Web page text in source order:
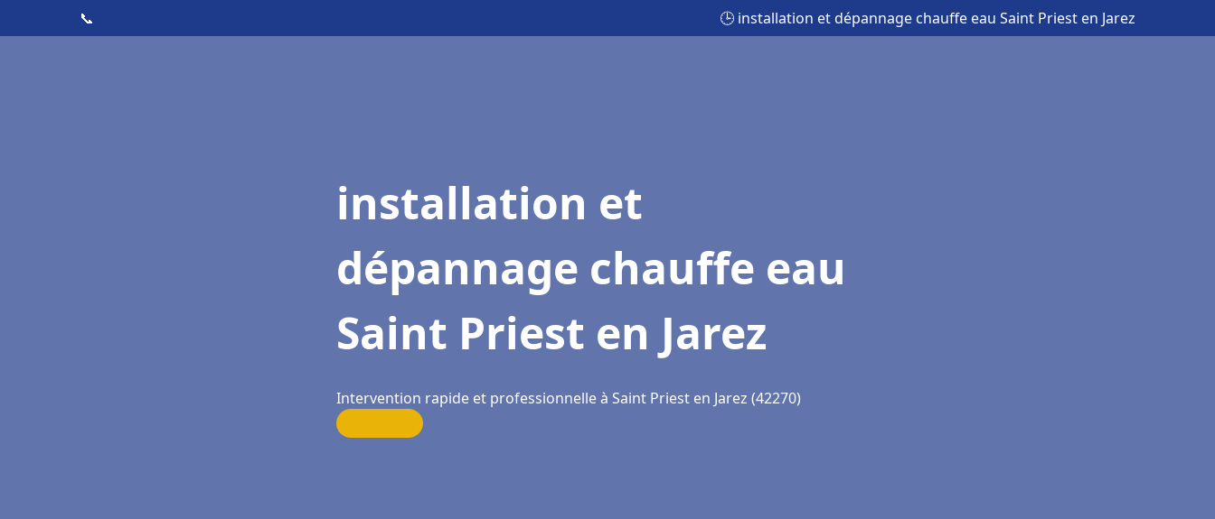
📞 🕒 installation et dépannage chauffe eau Saint Priest en Jarez
installation et
dépannage chauffe eau
Saint Priest en Jarez
Intervention rapide et professionnelle à Saint Priest en Jarez (42270)